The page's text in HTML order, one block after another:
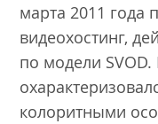
марта 2011 года
видеохостинг,
по модели SVOD.
колоритными